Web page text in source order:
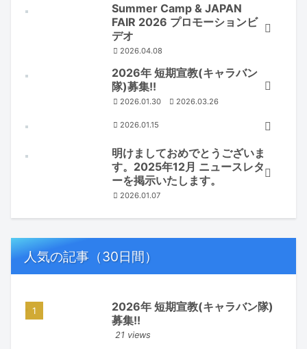
Summer Camp & JAPAN
FAIR 2026 プロモーションビ
デオ
2026.04.08
2026年 短期宣教(キャラバン
隊)募集!!
2026.01.30 2026.03.26
2026.01.15
明けましておめでとうございま
す。2025年12月 ニュースレタ
ーを掲示いたします。
2026.01.07
人気の記事（30日間）
2026年 短期宣教(キャラバン隊)
募集!!
21 views